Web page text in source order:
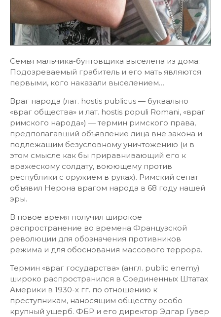
Семья мальчика-бунтовщика выселена из дома:
Подозреваемый грабитель и его мать являются
первыми, кого наказали выселением…
Враг народа (лат. hostis publicus — буквально
«враг общества» и лат. hostis populi Romani, «враг
римского народа») — термин римского права,
предполагавший объявление лица вне закона и
подлежащим безусловному уничтожению (и в
этом смысле как бы приравнивающий его к
вражескому солдату, воюющему против
республики с оружием в руках). Римский сенат
объявил Нерона врагом народа в 68 году нашей
эры.
В новое время получил широкое
распространение во времена Французской
революции для обозначения противников
режима и для обоснования массового террора.
Термин «враг государства» (англ. public enemy)
широко распространился в Соединенных Штатах
Америки в 1930-х гг. по отношению к
преступникам, наносящим обществу особо
крупный ущерб. ФБР и его директор Эдгар Гувер